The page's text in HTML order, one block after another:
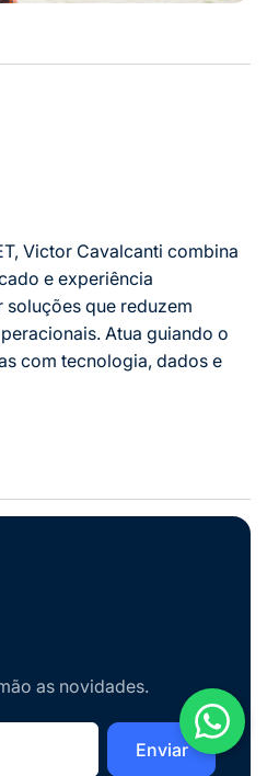
Victor Cavalcanti combina
e experiência
soluções que reduzem
Atua guiando o
com tecnologia, dados e
as novidades.